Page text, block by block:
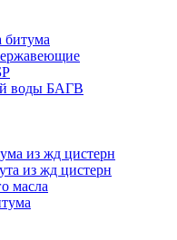
битума
воды БАГВ
из жд цистерн
из жд цистерн
масла